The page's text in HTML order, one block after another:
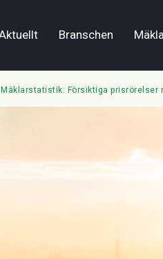
Branschen
Försiktiga